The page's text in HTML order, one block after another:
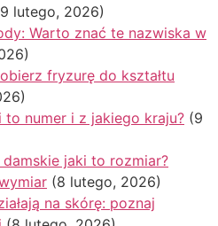
lutego, 2026)
Warto znać te nazwiska w
fryzurę do kształtu
to numer i z jakiego kraju? (9
jaki to rozmiar?
(8 lutego, 2026)
na skórę: poznaj